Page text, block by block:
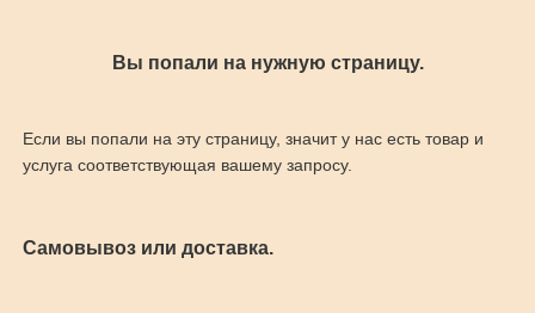
Вы попали на нужную страницу.
Если вы попали на эту страницу, значит у нас есть товар и
услуга соответствующая вашему запросу.
Самовывоз или доставка.